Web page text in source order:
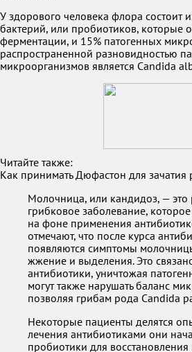
У здорового человека флора состоит
бактерий, или пробиотиков, которые
ферментации, и 15% патогенных
распространенной разновидностью
микроорганизмов является Candida
Читайте также:
Как принимать Дюфастон для зачатия
Молочница, или кандидоз, — это
грибковое заболевание,
на фоне применения
отмечают, что после курса
появляются симптомы
жжение и выделения. Это
антибиотики, уничтожая
могут также нарушать баланс
позволяя грибам рода Candida
Некоторые пациенты делятся
лечения антибиотиками они
пробиотики для